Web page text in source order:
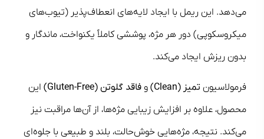
می‌دهد. این ریمل با ایجاد لایه‌های انعطاف‌پذیر (تیوب‌های
میکروسکوپی) دور هر مژه، پوششی کاملاً یکنواخت، ماندگار و
بدون ریزش ایجاد می‌کند.
فرمولاسیون تمیز (Clean) و فاقد گلوتن (Gluten-Free)
این
محصول، علاوه بر افزایش زیبایی مژه‌ها، از آن‌ها مراقبت نیز
می‌کند. نتیجه، مژه‌هایی خوش‌حالت، بلند و طبیعی با جلوه‌ای